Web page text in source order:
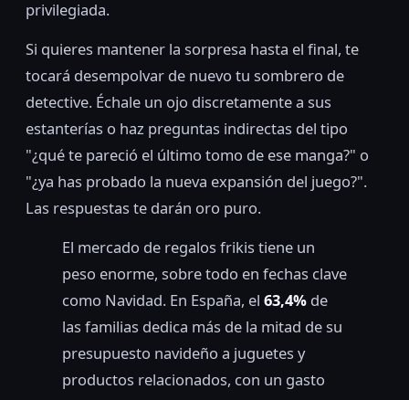
privilegiada.
Si quieres mantener la sorpresa hasta el final, te
tocará desempolvar de nuevo tu sombrero de
detective. Échale un ojo discretamente a sus
estanterías o haz preguntas indirectas del tipo
"¿qué te pareció el último tomo de ese manga?" o
"¿ya has probado la nueva expansión del juego?".
Las respuestas te darán oro puro.
El mercado de regalos frikis tiene un
peso enorme, sobre todo en fechas clave
como Navidad. En España, el 63,4% de
las familias dedica más de la mitad de su
presupuesto navideño a juguetes y
productos relacionados, con un gasto